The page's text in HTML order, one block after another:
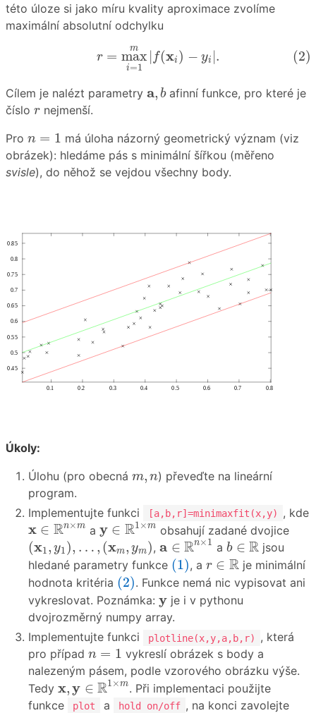
této úloze si jako míru kvality aproximace zvolíme
maximální absolutní odchylku
r = m
max
i=1
| f(xi ) − yi |. (2)
max
Cílem je nalézt parametry a, b
a bafinní funkce, pro které je
číslo r
r nejmenší.
Pro n = 1
n
má úloha názorný geometrický význam (viz
obrázek): hledáme pás s minimální šířkou (měřeno
svisle), do něhož se vejdou všechny body.
Úkoly:
Úlohu (pro obecná m, n
m n) převeďte na lineární
program.
Implementujte funkci
[a,b,r]=minimaxfit(x,y) , kde
x ∈ Rn×m
x ∈Rn×m a y ∈ R1×m
y ∈R1×m obsahují zadané dvojice
(x1, y1), … , (xm, ym)
(x1 y1 ), ( xm, m ,a ∈ Rn×1
a∈Rn×1 ab ∈ R
b ∈ R jsou
hledané parametry funkce (1)
(1) , a r ∈ R
r∈R
je minimální
hodnota kritéria (2)
(2). Funkce nemá nic vypisovat ani
vykreslovat. Poznámka: y
y je i v pythonu
dvojrozměrný numpy array.
Implementujte funkci
plotline(x,y,a,b,r)
, která
pro případ n = 1
n =1
vykreslí obrázek s body a
nalezeným pásem, podle vzorového obrázku výše.
Tedy x,y ∈ R1×m
x,y∈ R1×m . Při implementaci použijte
funkce
plot a hold on/off , na konci zavolejte